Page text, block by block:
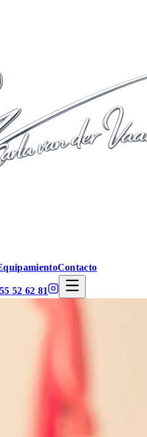
Contacto
52 62 81